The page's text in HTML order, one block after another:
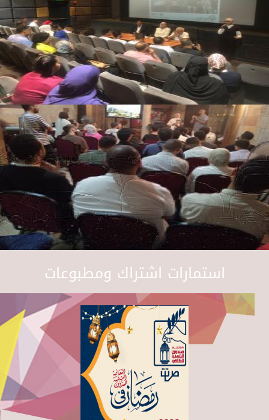
استمارات اشتراك ومطبوعات